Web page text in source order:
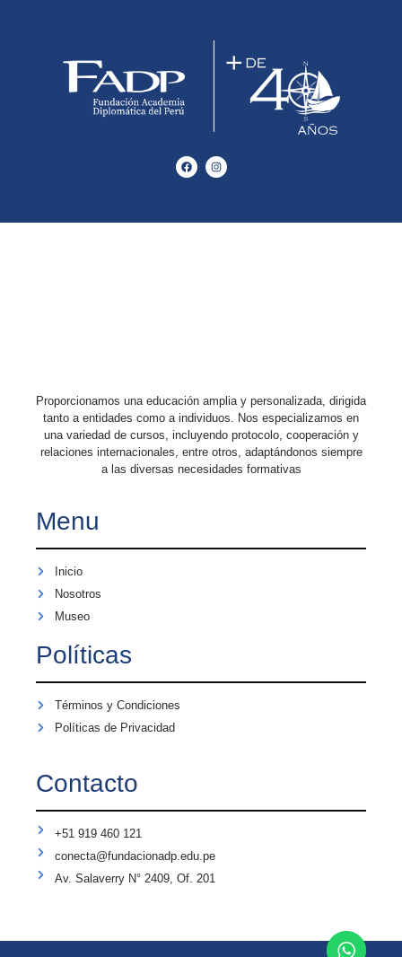
Proporcionamos una educación amplia y personalizada, dirigida
tanto a entidades como a individuos. Nos especializamos en
una variedad de cursos, incluyendo protocolo, cooperación y
relaciones internacionales, entre otros, adaptándonos siempre
a las diversas necesidades formativas
Menu
Inicio
Nosotros
Museo
Políticas
Términos y Condiciones
Políticas de Privacidad
Contacto
+51 919 460 121
conecta@fundacionadp.edu.pe
Av. Salaverry N° 2409, Of. 201